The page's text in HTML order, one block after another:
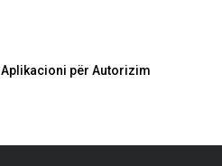
për Autorizim